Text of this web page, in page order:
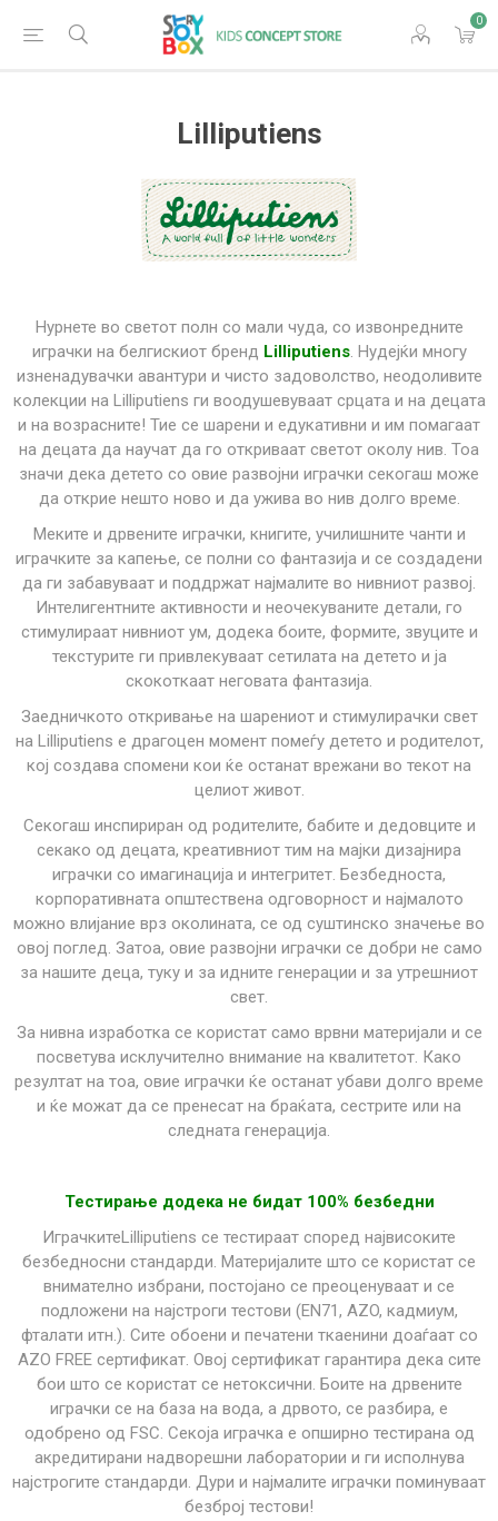
0
Lilliputiens
Нурнете во светот полн со мали чуда, со извонредните
играчки на белгискиот бренд Lilliputiens. Нудејќи многу
изненадувачки авантури и чисто задоволство, неодоливите
колекции на Lilliputiens ги воодушевуваат срцата и на децата
и на возрасните! Тие се шарени и едукативни и им помагаат
на децата да научат да го откриваат светот околу нив. Тоа
значи дека детето со овие развојни играчки секогаш може
да открие нешто ново и да ужива во нив долго време.
Меките и дрвените играчки, книгите, училишните чанти и
играчките за капење, се полни со фантазија и се создадени
да ги забавуваат и поддржат најмалите во нивниот развој.
Интелигентните активности и неочекуваните детали, го
стимулираат нивниот ум, додека боите, формите, звуците и
текстурите ги привлекуваат сетилата на детето и ја
скокоткаат неговата фантазија.
Заедничкото откривање на шарениот и стимулирачки свет
на Lilliputiens е драгоцен момент помеѓу детето и родителот,
кој создава спомени кои ќе останат врежани во текот на
целиот живот.
Секогаш инспириран од родителите, бабите и дедовците и
секако од децата, креативниот тим на мајки дизајнира
играчки со имагинација и интегритет. Безбедноста,
корпоративната општествена одговорност и најмалото
можно влијание врз околината, се од суштинско значење во
овој поглед. Затоа, овие развојни играчки се добри не само
за нашите деца, туку и за идните генерации и за утрешниот
свет.
За нивна изработка се користат само врвни материјали и се
посветува исклучително внимание на квалитетот. Како
резултат на тоа, овие играчки ќе останат убави долго време
и ќе можат да се пренесат на браќата, сестрите или на
следната генерација.
Тестирање додека не бидат 100% безбедни
ИграчкитеLilliputiens се тестираат според највисоките
безбедносни стандарди. Материјалите што се користат се
внимателно избрани, постојано се преоценуваат и се
подложени на најстроги тестови (EN71, AZO, кадмиум,
фталати итн.). Сите обоени и печатени ткаенини доаѓаат со
AZO FREE сертификат. Овој сертификат гарантира дека сите
бои што се користат се нетоксични. Боите на дрвените
играчки се на база на вода, а дрвото, се разбира, е
одобрено од FSC. Секоја играчка е опширно тестирана од
акредитирани надворешни лаборатории и ги исполнува
најстрогите стандарди. Дури и најмалите играчки поминуваат
безброј тестови!